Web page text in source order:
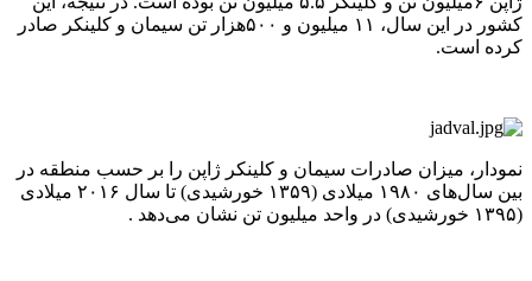
کشور در این سال، ۱۱ میلیون و ۵۰۰هزار تن سیمان و کلینکر صادر
کرده است.
نمودار، میزان صادرات سیمان و کلینکر ژاپن را بر حسب منطقه در
بین سال‌های ۱۹۸۰ میلادی (۱۳۵۹ خورشیدی) تا سال ۲۰۱۶ میلادی
(۱۳۹۵ خورشیدی) در واحد میلیون تن نشان می‌دهد .